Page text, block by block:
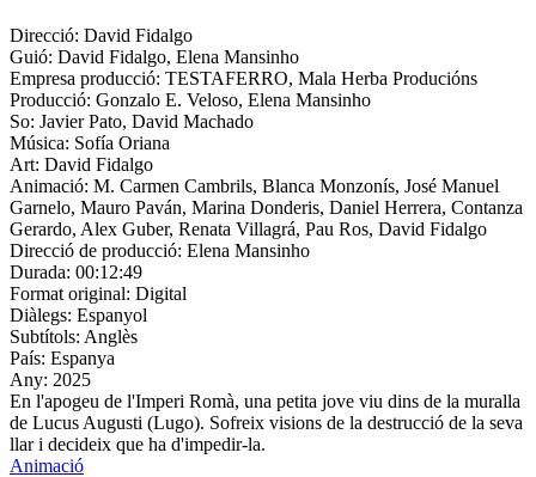
Direcció: David Fidalgo
Guió: David Fidalgo, Elena Mansinho
Empresa producció: TESTAFERRO, Mala Herba Producións
Producció: Gonzalo E. Veloso, Elena Mansinho
So: Javier Pato, David Machado
Música: Sofía Oriana
Art: David Fidalgo
Animació: M. Carmen Cambrils, Blanca Monzonís, José Manuel
Garnelo, Mauro Paván, Marina Donderis, Daniel Herrera, Contanza
Gerardo, Alex Guber, Renata Villagrá, Pau Ros, David Fidalgo
Direcció de producció: Elena Mansinho
Durada: 00:12:49
Format original: Digital
Diàlegs: Espanyol
Subtítols: Anglès
País: Espanya
Any: 2025
En l'apogeu de l'Imperi Romà, una petita jove viu dins de la muralla
de Lucus Augusti (Lugo). Sofreix visions de la destrucció de la seva
llar i decideix que ha d'impedir-la.
Animació